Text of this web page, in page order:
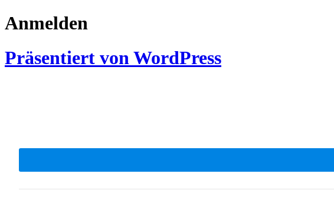
Anmelden
Präsentiert von WordPress